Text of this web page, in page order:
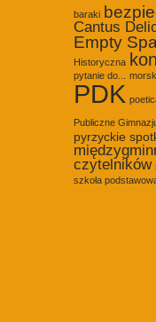
baraki
Cantus
Empty
Historyczna
pytanie do...
PDK
Publiczne
pyrzyckie
czytelników
szkoła